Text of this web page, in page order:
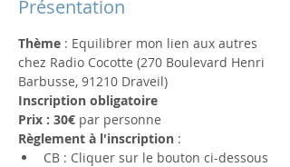
Présentation
Thème : Equilibrer mon lien aux autres
chez Radio Cocotte (270 Boulevard Henri
Barbusse, 91210 Draveil)
Inscription obligatoire
Prix : 30€ par personne
Règlement à l'inscription :
CB : Cliquer sur le bouton ci-dessous